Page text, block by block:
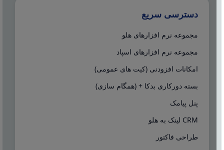
دسترسی سریع
مجموعه نرم افزارهای هلو
مجموعه نرم افزارهای اسپاد
امکانات افزودنی (کیت های عمومی)
بسته دورکاری بدکا + (همگام سازی)
پنل پیامک
CRM لینک به هلو
طراحی فاکتور